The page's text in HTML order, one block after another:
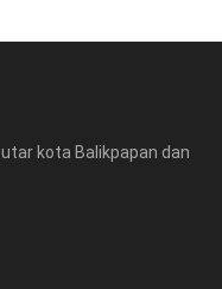
kota Balikpapan dan